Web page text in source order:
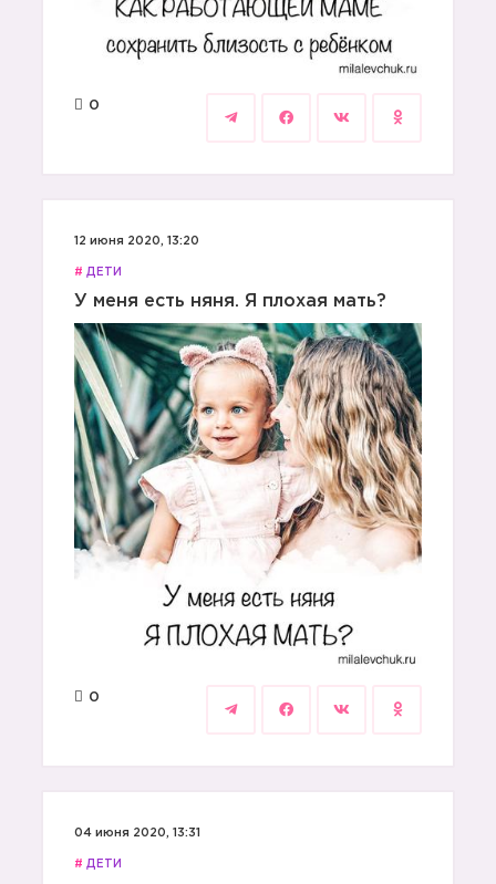
0
12 июня 2020, 13:20
# ДЕТИ
У меня есть няня. Я плохая мать?
0
04 июня 2020, 13:31
# ДЕТИ